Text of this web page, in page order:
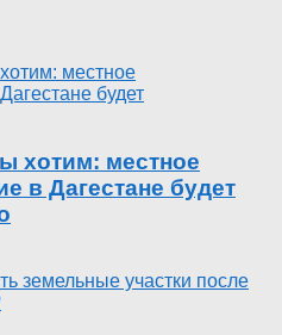
хотим: местное
в Дагестане будет